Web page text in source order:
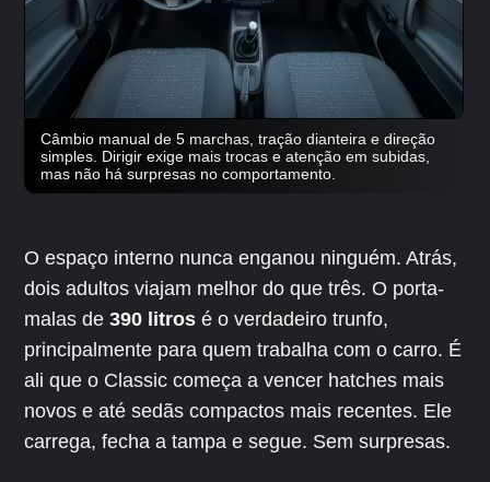
Câmbio manual de 5 marchas, tração dianteira e direção
simples. Dirigir exige mais trocas e atenção em subidas,
mas não há surpresas no comportamento.
O espaço interno nunca enganou ninguém. Atrás,
dois adultos viajam melhor do que três. O porta-
malas de390 litros é o verdadeiro trunfo,
principalmente para quem trabalha com o carro. É
ali que o Classic começa a vencer hatches mais
novos e até sedãs compactos mais recentes. Ele
carrega, fecha a tampa e segue. Sem surpresas.